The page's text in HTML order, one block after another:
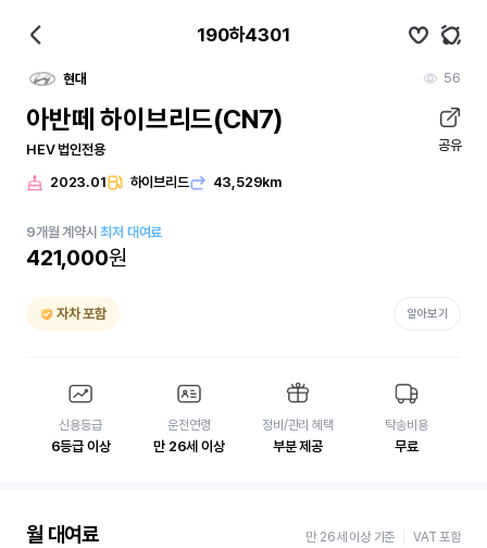
190하4301
현대 56
아반떼 하이브리드(CN7)
HEV 법인전용 공유
2023.01 하이브리드 43,529km
9개월 계약시최저 대여료
421,000원
자차 포함 알아보기
신용등급
6등급 이상
운전연령
만 26세 이상
정비/관리 혜택
부분 제공
탁송비용
무료
월 대여료 만 26세 이상 기준 VAT 포함